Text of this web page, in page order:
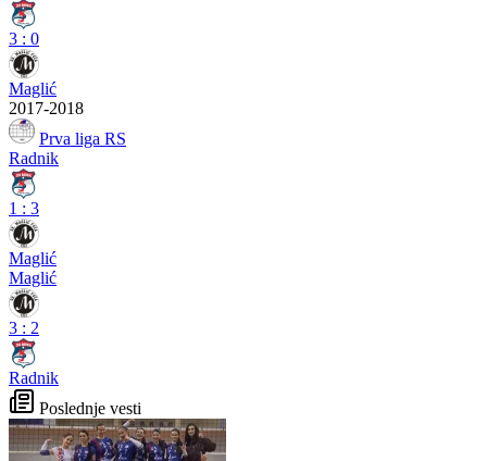
3 : 0
Maglić
2017-2018
Prva liga RS
Radnik
1 : 3
Maglić
Maglić
3 : 2
Radnik
Poslednje vesti